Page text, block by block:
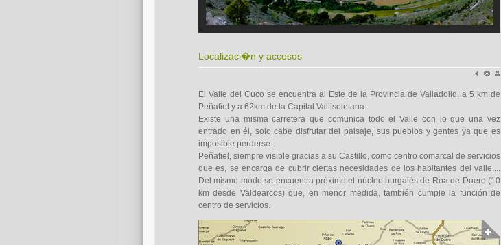
Localizaci�n y accesos
El Valle del Cuco se encuentra al Este de la Provincia de Valladolid, a 5 km de
Peñafiel y a 62km de la Capital Vallisoletana.
Existe una misma carretera que comunica todo el Valle con lo que una vez
entrado en él, solo cabe disfrutar del paisaje, sus pueblos y gentes ya que es
imposible perderse.
Peñafiel, siempre visible gracias a su Castillo, como centro comarcal de servicios
que es, se encarga de cubrir ciertas necesidades de los habitantes del valle,...
Del mismo modo se encuentra próximo el núcleo burgalés de Roa de Duero (10
km desde Valdearcos) que, en menor medida, también cumple la función de
centro de servicios.